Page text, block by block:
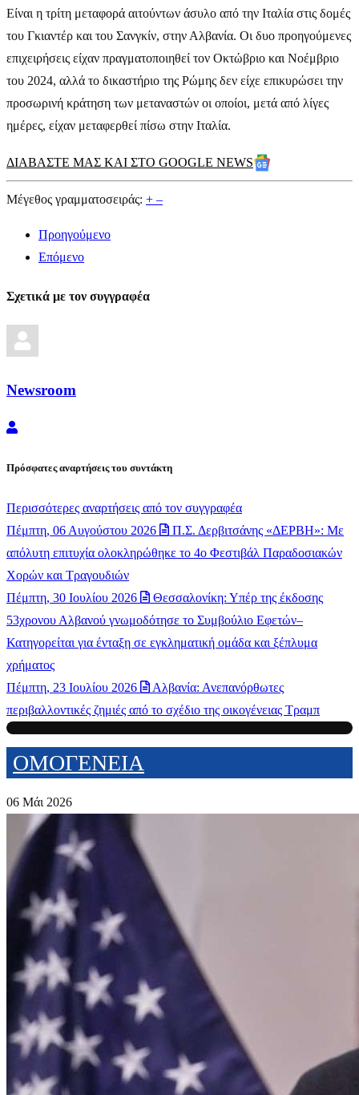
Είναι η τρίτη μεταφορά αιτούντων άσυλο από την Ιταλία στις δομές
του Γκιαντέρ και του Σανγκίν, στην Αλβανία. Οι δυο προηγούμενες
επιχειρήσεις είχαν πραγματοποιηθεί τον Οκτώβριο και Νοέμβριο
του 2024, αλλά το δικαστήριο της Ρώμης δεν είχε επικυρώσει την
προσωρινή κράτηση των μεταναστών οι οποίοι, μετά από λίγες
ημέρες, είχαν μεταφερθεί πίσω στην Ιταλία.
ΔΙΑΒΑΣΤΕ ΜΑΣ ΚΑΙ ΣΤΟ GOOGLE NEWS
Μέγεθος γραμματοσειράς: + –
Προηγούμενο
Επόμενο
Σχετικά με τον συγγραφέα
Newsroom
Newsroom
Πρόσφατες αναρτήσεις του συντάκτη
Περισσότερες αναρτήσεις από τον συγγραφέα
Πέμπτη, 06 Αυγούστου 2026
Π.Σ. Δερβιτσάνης «ΔΕΡΒΗ»: Με
απόλυτη επιτυχία ολοκληρώθηκε το 4ο Φεστιβάλ Παραδοσιακών
Χορών και Τραγουδιών
Πέμπτη, 30 Ιουλίου 2026
Θεσσαλονίκη: Υπέρ της έκδοσης
53χρονου Αλβανού γνωμοδότησε το Συμβούλιο Εφετών–
Κατηγορείται για ένταξη σε εγκληματική ομάδα και ξέπλυμα
χρήματος
Πέμπτη, 23 Ιουλίου 2026
Αλβανία: Ανεπανόρθωτες
περιβαλλοντικές ζημιές από το σχέδιο της οικογένειας Τραμπ
ΟΜΟΓΕΝΕΙΑ
06 Μάι 2026